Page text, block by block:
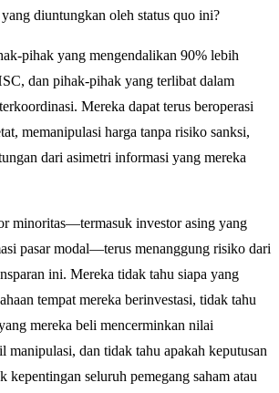
diuntungkan oleh status quo ini?
pihak yang mengendalikan 90% lebih
dan pihak-pihak yang terlibat dalam
Mereka dapat terus beroperasi
memanipulasi harga tanpa risiko sanksi,
dari asimetri informasi yang mereka
minoritas—termasuk investor asing yang
pasar modal—terus menanggung risiko dari
ini. Mereka tidak tahu siapa yang
tempat mereka berinvestasi, tidak tahu
mereka beli mencerminkan nilai
manipulasi, dan tidak tahu apakah keputusan
kepentingan seluruh pemegang saham atau